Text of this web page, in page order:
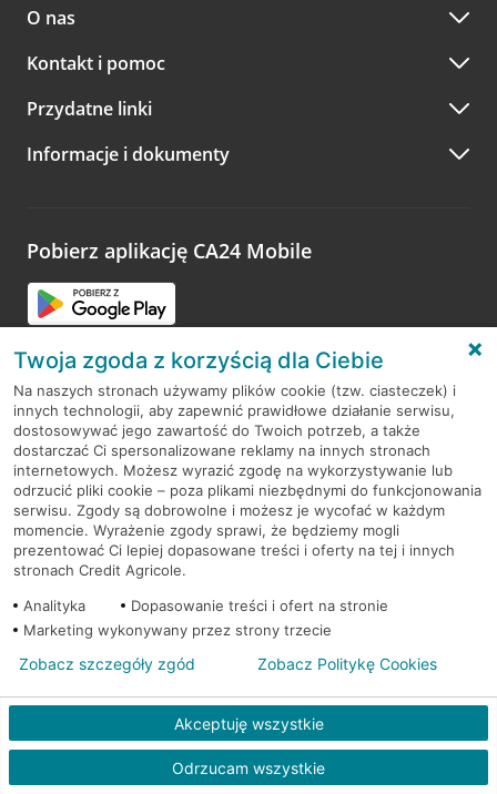
O nas
Kontakt i pomoc
Przydatne linki
Informacje i dokumenty
Pobierz aplikację CA24 Mobile
RODO
Regulamin serwisu
Mapa serwisu
PolitykaCookies
Polityka prywatności
Twoja zgoda z korzyścią dla Ciebie
Na naszych stronach używamy plików cookie (tzw. ciasteczek) i
innych technologii, aby zapewnić prawidłowe działanie serwisu,
dostosowywać jego zawartość do Twoich potrzeb, a także
dostarczać Ci spersonalizowane reklamy na innych stronach
internetowych. Możesz wyrazić zgodę na wykorzystywanie lub
odrzucić pliki cookie – poza plikami niezbędnymi do funkcjonowania
serwisu. Zgody są dobrowolne i możesz je wycofać w każdym
momencie. Wyrażenie zgody sprawi, że będziemy mogli
prezentować Ci lepiej dopasowane treści i oferty na tej i innych
stronach Credit Agricole.
Analityka
Dopasowanie treści i ofert na stronie
Marketing wykonywany przez strony trzecie
Akceptuję wszystkie
Odrzucam wszystkie
Zobacz szczegóły zgód Zobacz Politykę Cookies